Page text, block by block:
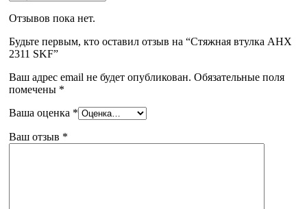
Отзывов пока нет.
Будьте первым, кто оставил отзыв на “Стяжная втулка AHX
2311 SKF”
Ваш адрес email не будет опубликован. Обязательные поля
помечены *
Ваша оценка *
Ваш отзыв *